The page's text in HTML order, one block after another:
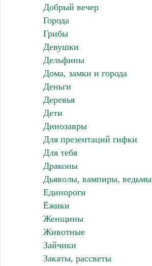
Добрый вечер
Города
Грибы
Девушки
Дельфины
Дома, замки и города
Деньги
Деревья
Дети
Динозавры
Для презентаций гифки
Для тебя
Драконы
Дьяволы, вампиры, ведьмы
Единороги
Ёжики
Женщины
Животные
Зайчики
Закаты, рассветы